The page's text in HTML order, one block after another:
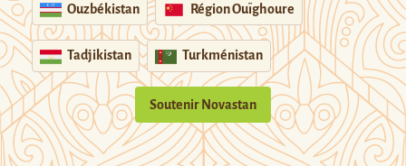
Ouzbékistan Région Ouïghoure
Tadjikistan Turkménistan
Soutenir Novastan